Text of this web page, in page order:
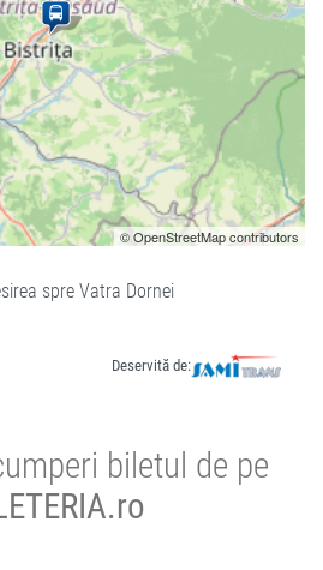
© OpenStreetMap contributors
spre Vatra Dornei
Deservită de:
biletul de pe